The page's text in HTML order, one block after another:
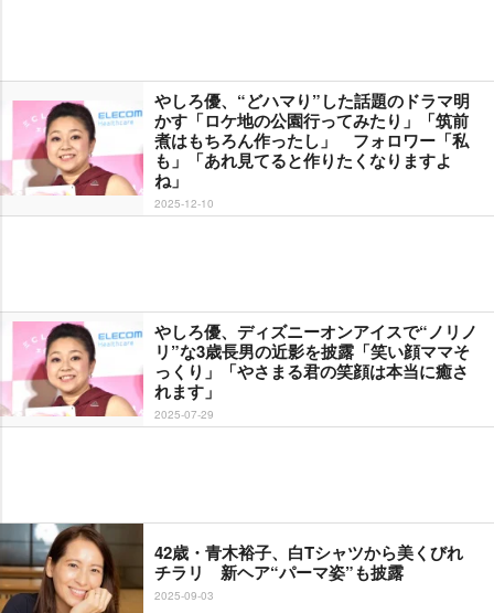
しろ優、“どハマり”した話題のドラマ明
かす「ロケ地の公園行ってみたり」「筑前
煮はもちろん作ったし」 フォロワー「私
も」「あれ見てると作りたくなりますよ
ね」
2025-12-10
しろ優、ディズニーオンアイスで“ノリノ
リ”な3歳長男の近影を披露「笑い顔ママそ
っくり」「やさまる君の笑顔は本当に癒さ
れます」
2025-07-29
42歳・青木裕子、白Tシャツから美くびれ
チラリ 新ヘア“パーマ姿”も披露
2025-09-03